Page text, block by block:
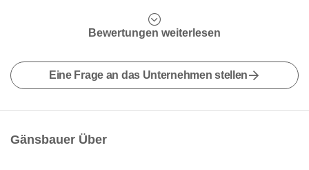
Bewertungen weiterlesen
Eine Frage an das Unternehmen stellen
Gänsbauer Über